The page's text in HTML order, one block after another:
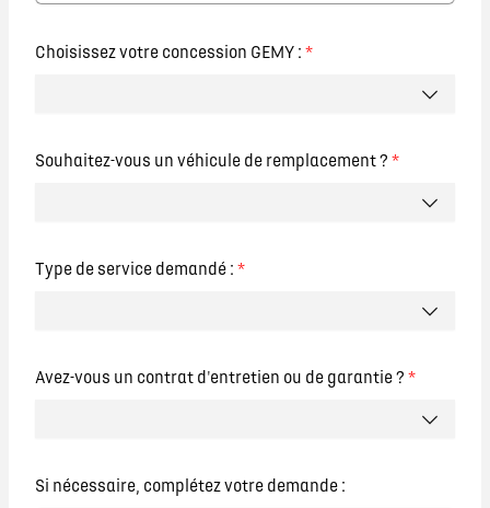
Choisissez votre concession GEMY : *
Souhaitez-vous un véhicule de remplacement ? *
Type de service demandé : *
Avez-vous un contrat d'entretien ou de garantie ? *
Si nécessaire, complétez votre demande :